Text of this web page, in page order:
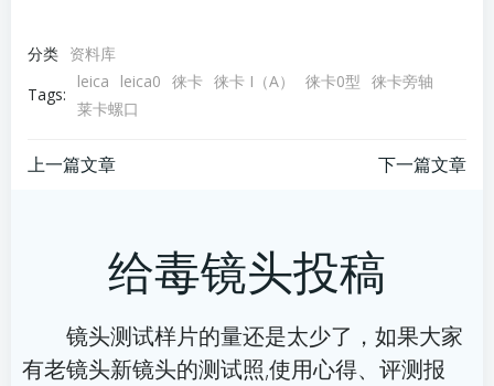
分类 资料库
Tags:
leica leica0 徕卡 徕卡 I（A） 徕卡0型 徕卡旁轴
莱卡螺口
文
航
上一篇文章
导
航
下一篇文章
给毒镜头投稿
镜头测试样片的量还是太少了，如果大家
有老镜头新镜头的测试照,使用心得、评测报